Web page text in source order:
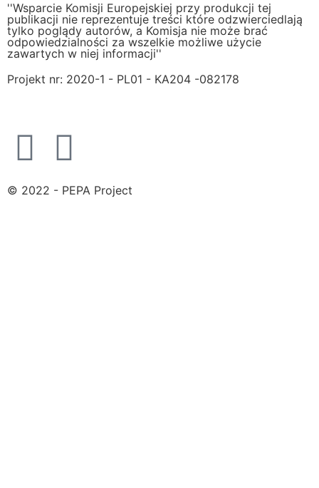
''Wsparcie Komisji Europejskiej przy produkcji tej
publikacji nie reprezentuje treści które odzwierciedlają
tylko poglądy autorów, a Komisja nie może brać
odpowiedzialności za wszelkie możliwe użycie
zawartych w niej informacji''
Projekt nr: 2020-1 - PL01 - KA204 -082178
© 2022 - PEPA Project